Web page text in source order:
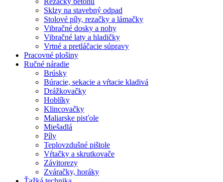
Sklzy na stavebný odpad
Stolové píly, rezačky a lámačky
Vibračné dosky a nohy
Vibračné laty a hladičky
Vrtné a pretláčacie súpravy
Pracovné plošiny
Ručné náradie
Brúsky
Búracie, sekacie a vŕtacie kladivá
Drážkovačky
Hoblíky
Klincovačky
Maliarske pisťole
Miešadlá
Píly
Teplovzdušné pištole
Vŕtačky a skrutkovače
Závitorezy
Zváračky, horáky